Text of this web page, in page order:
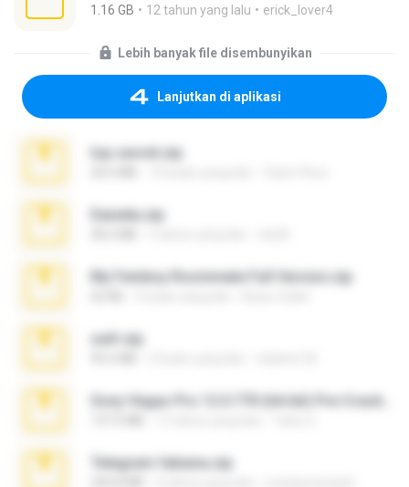
1.16 GB 12 tahun yang lalu erick_lover4
Lebih banyak file disembunyikan
Lanjutkan di aplikasi
top secret.zip
Daniela.zip
My Femboy Roommate Full Version.zip
ouh!.zip
Telegram fabiana.zip